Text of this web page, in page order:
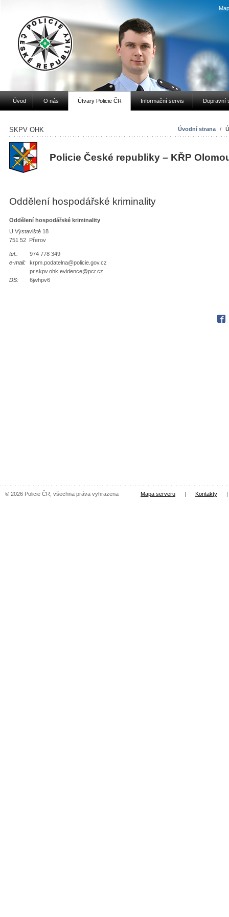
Úvod O nás Útvary Policie ČR Informační servis Dopravní
Úvodní strana /
SKPV OHK
Policie České republiky – KŘP
Oddělení hospodářské kriminality
Oddělení hospodářské kriminality
U Výstaviště 18
751 52 Přerov
tel.:
974 778 349
e-mail:
krpm.podatelna@policie.gov.cz
pr.skpv.ohk.evidence@pcr.cz
DS:
6jwhpv6
© 2026 Policie ČR, všechna práva vyhrazena Mapa serveru | Kontakty |